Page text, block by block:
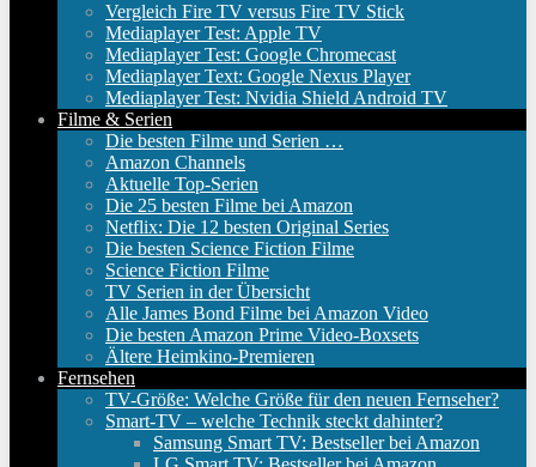
Vergleich Fire TV versus Fire TV Stick
Mediaplayer Test: Apple TV
Mediaplayer Test: Google Chromecast
Mediaplayer Text: Google Nexus Player
Mediaplayer Test: Nvidia Shield Android TV
Filme & Serien
Die besten Filme und Serien …
Amazon Channels
Aktuelle Top-Serien
Die 25 besten Filme bei Amazon
Netflix: Die 12 besten Original Series
Die besten Science Fiction Filme
Science Fiction Filme
TV Serien in der Übersicht
Alle James Bond Filme bei Amazon Video
Die besten Amazon Prime Video-Boxsets
Ältere Heimkino-Premieren
Fernsehen
TV-Größe: Welche Größe für den neuen Fernseher?
Smart-TV – welche Technik steckt dahinter?
Samsung Smart TV: Bestseller bei Amazon